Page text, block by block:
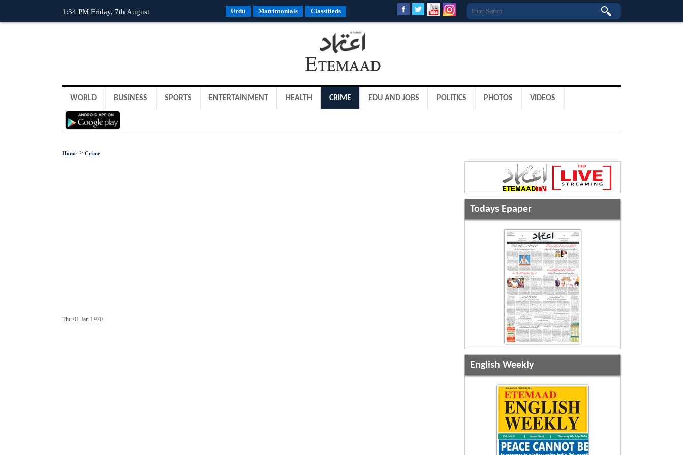
1:34 PM Friday, 7th August Urdu Matrimonials Classifieds
WORLD BUSINESS SPORTS ENTERTAINMENT HEALTH CRIME EDU AND JOBS POLITICS PHOTOS VIDEOS
Home > Crime
Thu 01 Jan 1970
Todays Epaper
English Weekly